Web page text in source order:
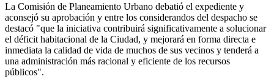
La Comisión de Planeamiento Urbano debatió el expediente y
aconsejó su aprobación y entre los considerandos del despacho se
destacó "que la iniciativa contribuirá significativamente a solucionar
el déficit habitacional de la Ciudad, y mejorará en forma directa e
inmediata la calidad de vida de muchos de sus vecinos y tenderá a
una administración más racional y eficiente de los recursos
públicos".